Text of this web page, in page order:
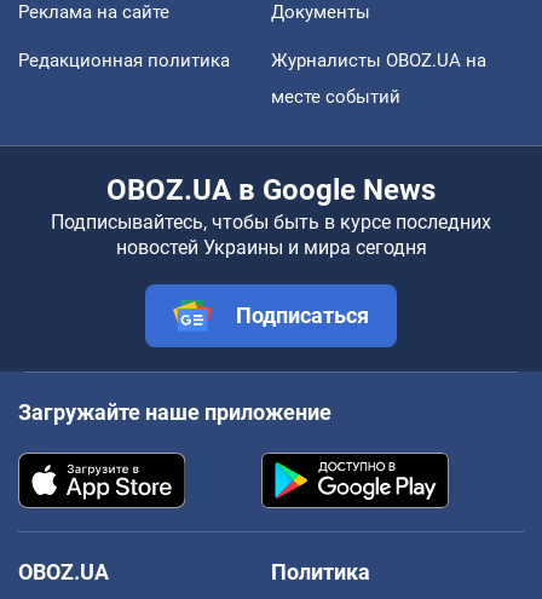
Реклама на сайте Документы
Редакционная политика
Журналисты OBOZ.UA на
месте событий
OBOZ.UA в Google News
Подписывайтесь, чтобы быть в курсе последних
новостей Украины и мира сегодня
Подписаться
Загружайте наше приложение
OBOZ.UA
Политика